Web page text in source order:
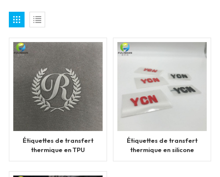
Étiquettes de transfert
thermique en TPU
Étiquettes de transfert
thermique en silicone